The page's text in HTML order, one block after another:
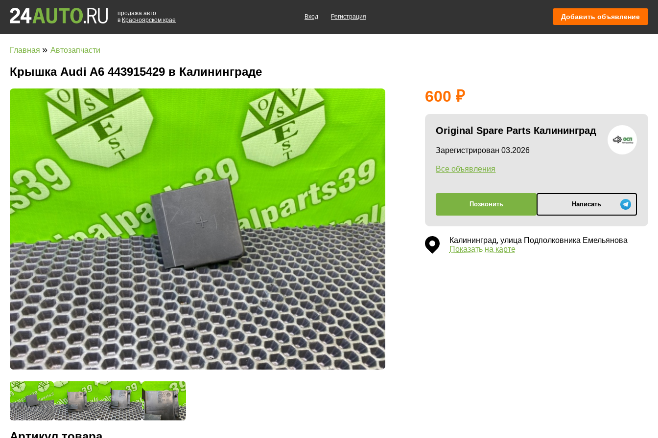
продажа авто
в Красноярском крае
Вход Регистрация Добавить объявление
Главная » Автозапчасти
Крышка Audi A6 443915429 в Калининграде
600
Original Spare Parts Калининград
Зарегистрирован 03.2026
Все объявления
Позвонить Написать
Калининград, улица Подполковника Емельянова
Показать на карте